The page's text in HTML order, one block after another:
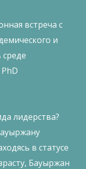
встреча с
и
среде
лидерства?
в статусе
Бауыржан